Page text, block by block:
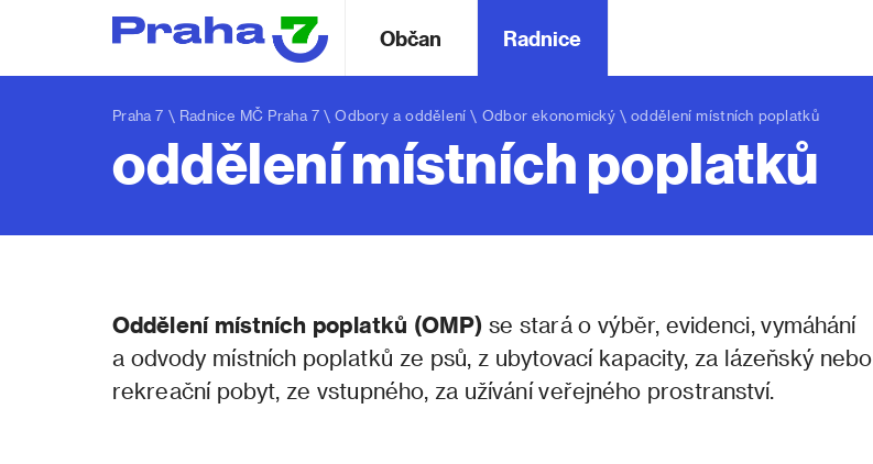
Občan Radnice
Praha 7 \ Radnice MČ Praha 7 \Odbory a oddělení \ Odbor ekonomický\ oddělení místních poplatků
oddělení místních poplatků
Oddělení místních poplatků (OMP) se stará o výběr, evidenci, vymáhání
a odvody místních poplatků ze psů, z ubytovací kapacity, za lázeňský nebo
rekreační pobyt, ze vstupného, za užívání veřejného prostranství.